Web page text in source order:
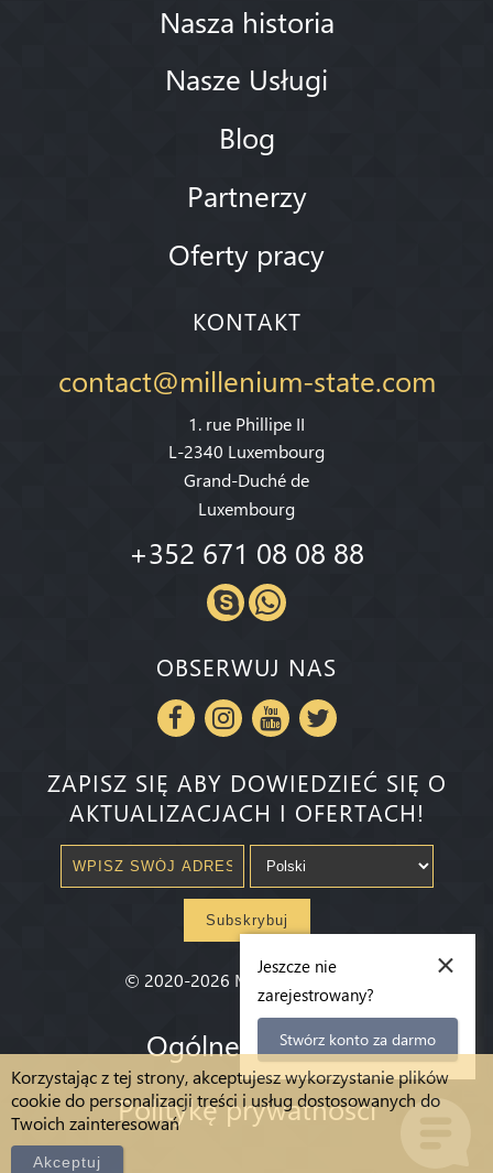
Korzystając z tej strony, akceptujesz wykorzystanie plików
cookie do personalizacji treści i usług dostosowanych do
Twoich zainteresowań
Akceptuj
Nasza historia
Nasze Usługi
Blog
Partnerzy
Oferty pracy
KONTAKT
contact@millenium-state.com
1. rue Phillipe II
L-2340 Luxembourg
Grand-Duché de
Luxembourg
+352 671 08 08 88
OBSERWUJ NAS
ZAPISZ SIĘ ABY DOWIEDZIEĆ SIĘ O
AKTUALIZACJACH I OFERTACH!
Subskrybuj
© 2020-2026 Millenium State
Ogólne warunki
Politykę prywatności
×
Jeszcze nie
zarejestrowany?
Stwórz konto za darmo